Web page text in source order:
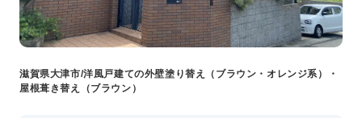
滋賀県大津市/洋風戸建ての外壁塗り替え（ブラウン・オレンジ系）・
屋根葺き替え（ブラウン）